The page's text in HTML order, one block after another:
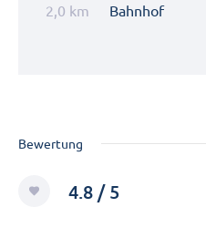
Bahnhof
2,0 km
Bewertung
4.8 / 5